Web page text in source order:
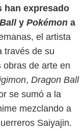
han expresado
y Pokémon a
el artista
través de su
obras de arte en
, Dragon Ball
se sumó a la
mezclando a
Saiyajin.